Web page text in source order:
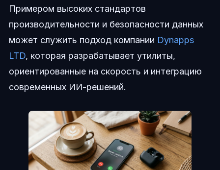
Примером высоких стандартов
производительности и безопасности данных
может служить подход компании Dynapps
LTD, которая разрабатывает утилиты,
ориентированные на скорость и интеграцию
современных ИИ-решений.